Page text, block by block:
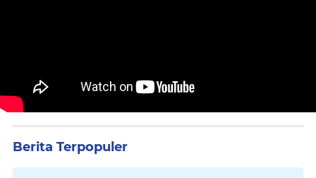
Berita Terpopuler